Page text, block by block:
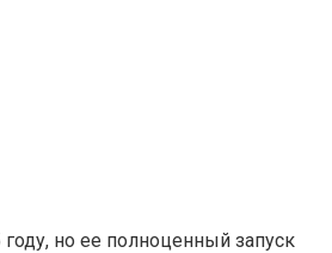
но ее полноценный запуск